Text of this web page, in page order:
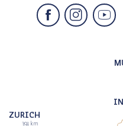
ZURICH
391 km